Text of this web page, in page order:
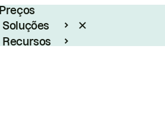
Preços
Soluções
Recursos